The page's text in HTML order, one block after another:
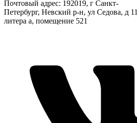
Почтовый адрес: 192019, г Санкт-
Петербург, Невский р-н, ул Седова, д 11
литера а, помещение 521